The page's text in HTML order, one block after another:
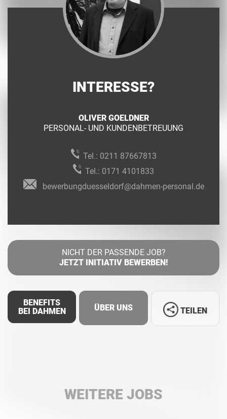
INTERESSE?
OLIVER GOELDNER
PERSONAL- UND KUNDENBETREUUNG
Tel.: 0211 87667813
Tel.: 0171 4101833
bewerbungduesseldorf@dahmen-personal.de
NICHT DER PASSENDE JOB?
JETZT INITIATIV BEWERBEN!
BENEFITS
BEI DAHMEN
ÜBER UNS TEILEN
WEITERE JOBS